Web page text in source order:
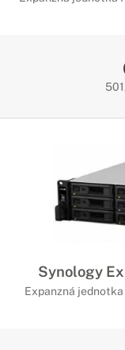
Synology
Expanzná jednotka